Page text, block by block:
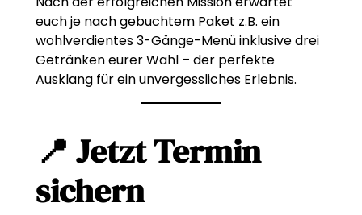
euch je nach gebuchtem Paket z.B. ein
wohlverdientes 3-Gänge-Menü inklusive drei
Getränken eurer Wahl – der perfekte
Ausklang für ein unvergessliches Erlebnis.
📍 Jetzt Termin
sichern